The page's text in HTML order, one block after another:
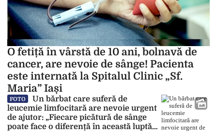
O fetiță în vârstă de 10 ani, bolnavă de
cancer, are nevoie de sânge! Pacienta
este internată la Spitalul Clinic „Sf.
Maria” Iași
FOTO
Un bărbat care suferă de
leucemie limfocitară are nevoie urgent
de ajutor: „Fiecare picătură de sânge
poate face o diferență în această luptă